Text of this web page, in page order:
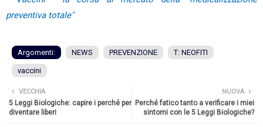
preventiva totale"
Argomenti: NEWS PREVENZIONE T: NEOFITI
vaccini
NUOVA
Perché fatico tanto a verificare i miei
sintomi con le 5 Leggi Biologiche?
VECCHIA
5 Leggi Biologiche: capire i perché per
diventare liberi